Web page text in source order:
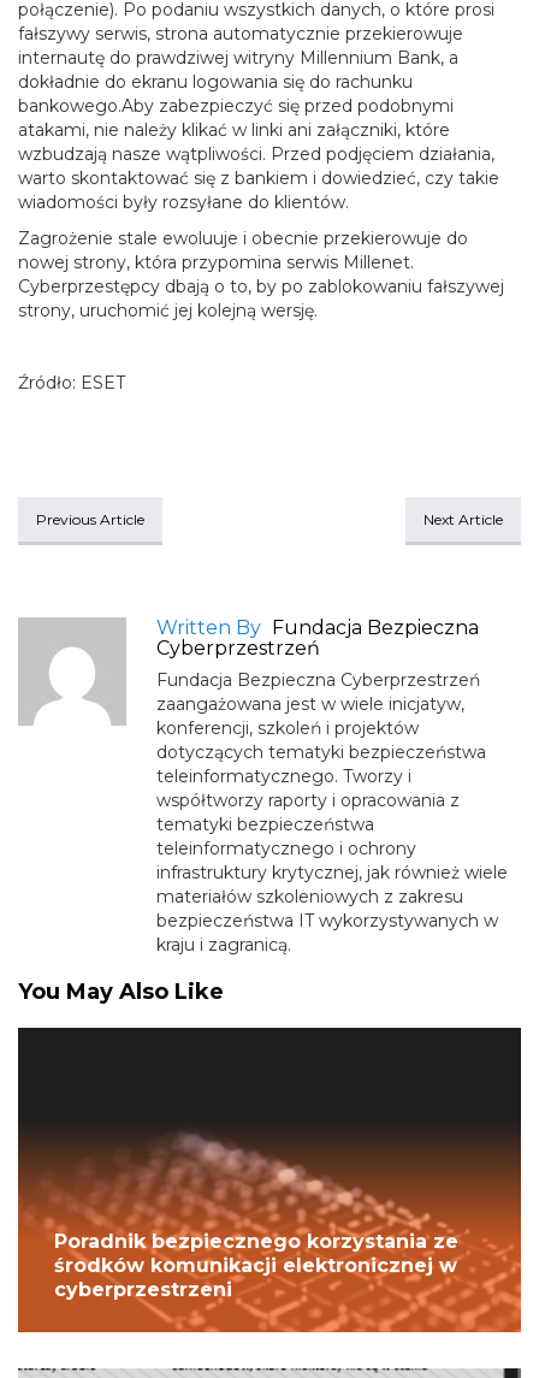
połączenie). Po podaniu wszystkich danych, o które prosi
fałszywy serwis, strona automatycznie przekierowuje
internautę do prawdziwej witryny Millennium Bank, a
dokładnie do ekranu logowania się do rachunku
bankowego.Aby zabezpieczyć się przed podobnymi
atakami, nie należy klikać w linki ani załączniki, które
wzbudzają nasze wątpliwości. Przed podjęciem działania,
warto skontaktować się z bankiem i dowiedzieć, czy takie
wiadomości były rozsyłane do klientów.
Zagrożenie stale ewoluuje i obecnie przekierowuje do
nowej strony, która przypomina serwis Millenet.
Cyberprzestępcy dbają o to, by po zablokowaniu fałszywej
strony, uruchomić jej kolejną wersję.
Źródło: ESET
Previous Article Next Article
Written By
Fundacja Bezpieczna
Cyberprzestrzeń
Fundacja Bezpieczna Cyberprzestrzeń
zaangażowana jest w wiele inicjatyw,
konferencji, szkoleń i projektów
dotyczących tematyki bezpieczeństwa
teleinformatycznego. Tworzy i
współtworzy raporty i opracowania z
tematyki bezpieczeństwa
teleinformatycznego i ochrony
infrastruktury krytycznej, jak również wiele
materiałów szkoleniowych z zakresu
bezpieczeństwa IT wykorzystywanych w
kraju i zagranicą.
You May Also Like
Poradnik bezpiecznego korzystania ze
środków komunikacji elektronicznej w
cyberprzestrzeni